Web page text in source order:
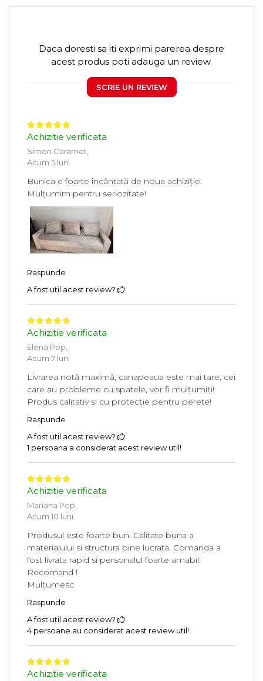
Daca doresti sa iti exprimi parerea despre
acest produs poti adauga un review.
SCRIE UN REVIEW
Achizitie verificata
Simon Caramet,
Acum 5 luni
Bunica e foarte încântată de noua achiziție.
Mulțumim pentru seriozitate!
Raspunde
A fost util acest review?
Achizitie verificata
Elena Pop,
Acum 7 luni
Livrarea notă maximă, canapeaua este mai tare, cei
care au probleme cu spatele, vor fi mulțumiți!
Produs calitativ și cu protecție pentru perete!
Raspunde
A fost util acest review?
1 persoana a considerat acest review util!
Achizitie verificata
Mariana Pop,
Acum 10 luni
Produsul este foarte bun. Calitate buna a
materialului si structura bine lucrata. Comanda a
fost livrata rapid si personalul foarte amabil.
Recomand !
Mulțumesc
Raspunde
A fost util acest review?
4 persoane au considerat acest review util!
Achizitie verificata